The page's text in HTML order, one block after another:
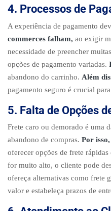
4. Processos de
A experiência de pagamento
commerces falham, ao exigir
necessidade de preencher
opções de pagamento variadas.
abandono do carrinho. Além
pagamento seguro é crucial
5. Falta de Opções
Frete caro ou demorado é uma
abandono de compras. Por isso,
oferecer opções de frete
for muito alto, o cliente pode
ofereça alternativas como frete
valor e estabeleça prazos de